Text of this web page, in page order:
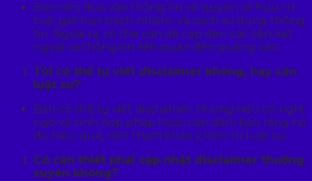
Bạn nên đưa vào thông tin về quyền sở hữu trí
tuệ, giới hạn trách nhiệm, và cách sử dụng thông
tin. Ngoài ra, có thể cần đề cập đến các liên kết
ngoài và thông tin liên quan đến quảng cáo.
Tôi có thể tự viết disclaimer không, hay cần
luật sư?
Bạn có thể tự viết disclaimer, nhưng nếu có nghi
ngờ về tính hợp pháp hoặc cần đảm bảo rằng nó
đủ hiệu quả, nên tham khảo ý kiến từ luật sư.
Có cần thiết phải cập nhật disclaimer thường
xuyên không?